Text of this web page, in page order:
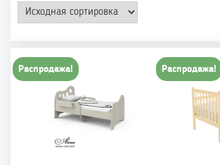
Распродажа! Распродажа!